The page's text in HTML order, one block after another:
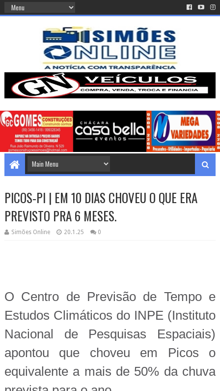
PICOS-PI | EM 10 DIAS CHOVEU O QUE ERA
PREVISTO PRA 6 MESES.
Simões Online 20.1.25 0
O Centro de Previsão de Tempo e
Estudos Climáticos do INPE (Instituto
Nacional de Pesquisas Espaciais)
apontou que choveu em Picos o
equivalente a mais de 50% da chuva